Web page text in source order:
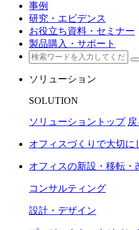
事例
研究・エビデンス
お役立ち資料・セミナー
製品購入・サポート
ソリューション
SOLUTION
ソリューショントップ 戻
オフィスづくりで大切に
オフィスの新設・移転・
コンサルティング
設計・デザイン